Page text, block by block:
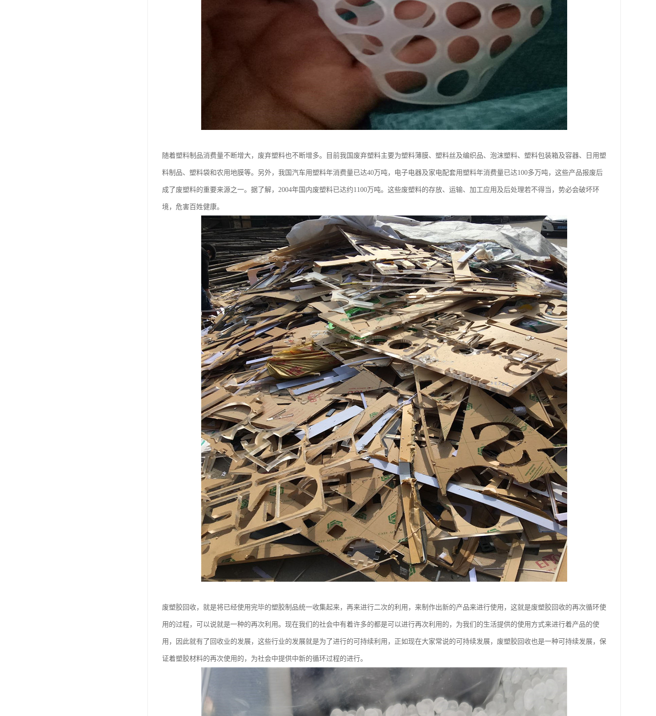
随着塑料制品消费量不断增大，废弃塑料也不断增多。目前我国废弃塑料主要为塑料薄膜、塑料丝及编织品、泡沫塑料、塑料包装箱及容器、日用塑
料制品、塑料袋和农用地膜等。另外，我国汽车用塑料年消费量已达40万吨，电子电器及家电配套用塑料年消费量已达100多万吨，这些产品报废后
成了废塑料的重要来源之一。据了解，2004年国内废塑料已达约1100万吨。这些废塑料的存放、运输、加工应用及后处理若不得当，势必会破坏环
境，危害百姓健康。
废塑胶回收，就是将已经使用完毕的塑胶制品统一收集起来，再来进行二次的利用，来制作出新的产品来进行使用，这就是废塑胶回收的再次循环使
用的过程，可以说就是一种的再次利用。现在我们的社会中有着许多的都是可以进行再次利用的，为我们的生活提供的使用方式来进行着产品的使
用，因此就有了回收业的发展，这些行业的发展就是为了进行的可持续利用，正如现在大家常说的可持续发展，废塑胶回收也是一种可持续发展，保
证着塑胶材料的再次使用的，为社会中提供中新的循环过程的进行。